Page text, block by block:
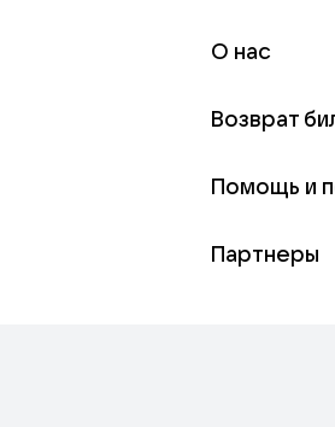
О нас
Возврат
Помощь и
Партнеры